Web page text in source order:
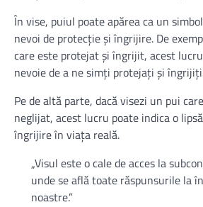
În vise, puiul poate apărea ca un
nevoi de protecție și îngrijire. De
care este protejat și îngrijit, acest
nevoie de a ne simți protejați și
Pe de altă parte, dacă visezi un pui
neglijat, acest lucru poate indica o
îngrijire în viața reală.
„Visul este o cale de acces la
unde se află toate răspunsurile la
noastre.”